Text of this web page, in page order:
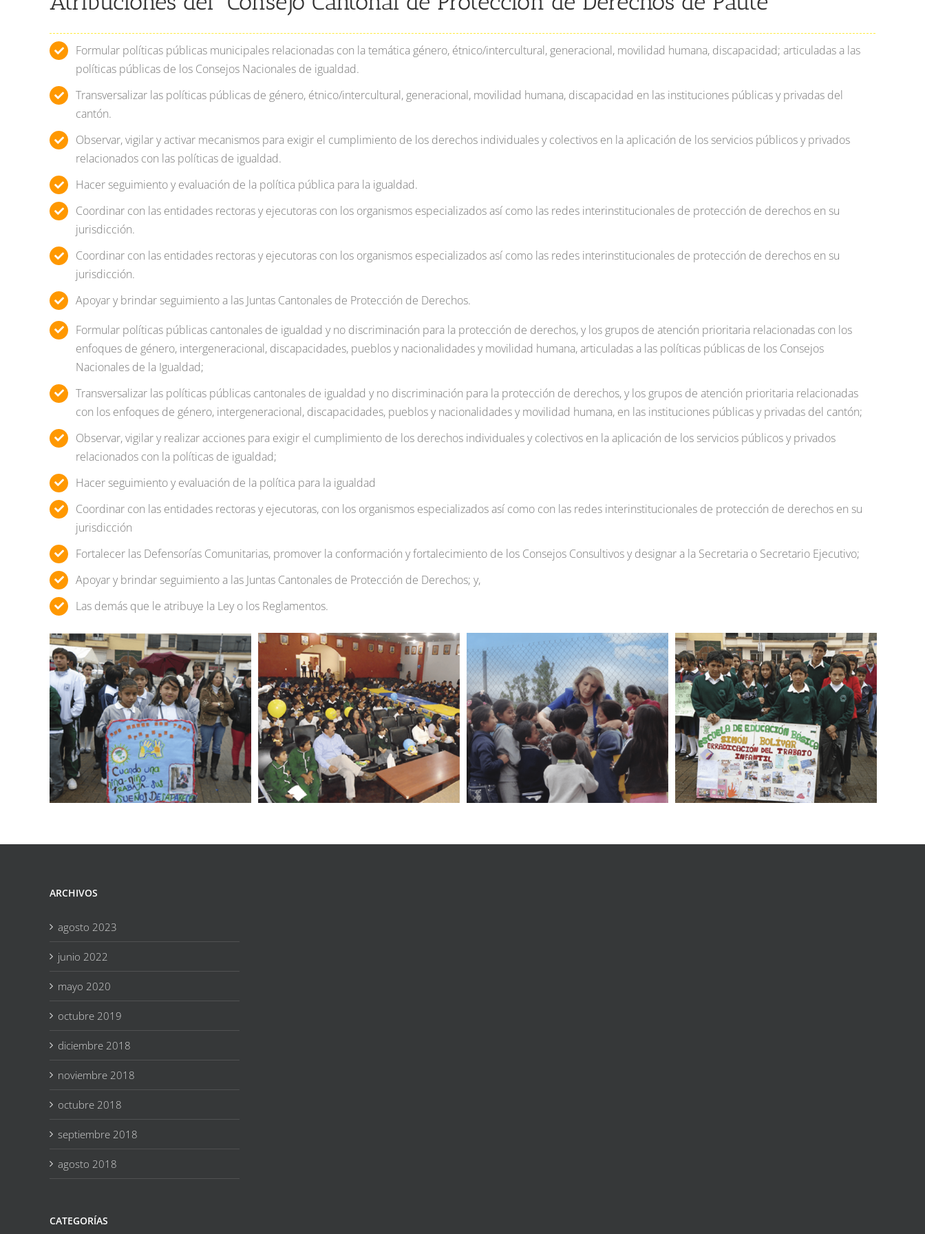
Formular políticas públicas municipales relacionadas con la temática género, étnico/intercultural, generacional, movilidad humana, discapacidad; articuladas a las
políticas públicas de los Consejos Nacionales de igualdad.
Transversalizar las políticas públicas de género, étnico/intercultural, generacional, movilidad humana, discapacidad en las instituciones públicas y privadas del
cantón.
Observar, vigilar y activar mecanismos para exigir el cumplimiento de los derechos individuales y colectivos en la aplicación de los servicios públicos y privados
relacionados con las políticas de igualdad.
Hacer seguimiento y evaluación de la política pública para la igualdad.
Coordinar con las entidades rectoras y ejecutoras con los organismos especializados así como las redes interinstitucionales de protección de derechos en su
jurisdicción.
Coordinar con las entidades rectoras y ejecutoras con los organismos especializados así como las redes interinstitucionales de protección de derechos en su
jurisdicción.
Apoyar y brindar seguimiento a las Juntas Cantonales de Protección de Derechos.
Formular políticas públicas cantonales de igualdad y no discriminación para la protección de derechos, y los grupos de atención prioritaria relacionadas con los
enfoques de género, intergeneracional, discapacidades, pueblos y nacionalidades y movilidad humana, articuladas a las políticas públicas de los Consejos
Nacionales de la Igualdad;
Transversalizar las políticas públicas cantonales de igualdad y no discriminación para la protección de derechos, y los grupos de atención prioritaria relacionadas
con los enfoques de género, intergeneracional, discapacidades, pueblos y nacionalidades y movilidad humana, en las instituciones públicas y privadas del cantón;
Observar, vigilar y realizar acciones para exigir el cumplimiento de los derechos individuales y colectivos en la aplicación de los servicios públicos y privados
relacionados con la políticas de igualdad;
Hacer seguimiento y evaluación de la política para la igualdad
Coordinar con las entidades rectoras y ejecutoras, con los organismos especializados así como con las redes interinstitucionales de protección de derechos en su
jurisdicción
Fortalecer las Defensorías Comunitarias, promover la conformación y fortalecimiento de los Consejos Consultivos y designar a la Secretaria o Secretario Ejecutivo;
Apoyar y brindar seguimiento a las Juntas Cantonales de Protección de Derechos; y,
Las demás que le atribuye la Ley o los Reglamentos.
ARCHIVOS
agosto 2023
junio 2022
mayo 2020
octubre 2019
diciembre 2018
noviembre 2018
octubre 2018
septiembre 2018
agosto 2018
CATEGORÍAS